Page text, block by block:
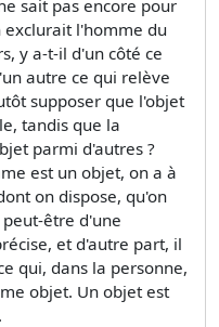
sait pas encore pour
l'homme du
y a-t-il d'un côté ce
autre ce qui relève
supposer que l'objet
tandis que la
parmi d'autres ?
est un objet, on a à
on dispose, qu'on
être d'une
et d'autre part, il
qui, dans la personne,
objet. Un objet est